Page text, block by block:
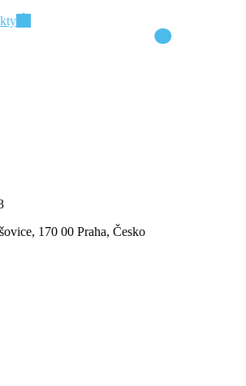
170 00 Praha, Česko